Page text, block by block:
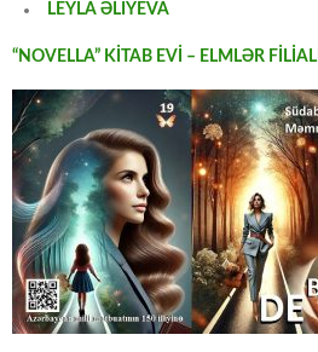
LEYLA ƏLİYEVA
“NOVELLA” KİTAB EVİ – ELMLƏR FİLİALI